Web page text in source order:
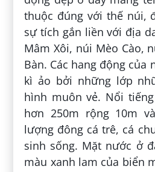
thuộc đúng với thế núi,
sự tích gắn liền với địa
Mâm Xôi, núi Mèo Cào,
Bàn. Các hang động của
kì ảo bởi những lớp
hình muôn vẻ. Nổi
hơn 250m rộng 10m
lượng đông cá trê, cá
sinh sống. Mặt nước ở
màu xanh lam của biển